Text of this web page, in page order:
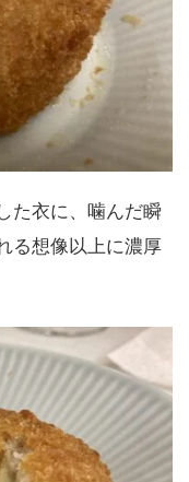
た衣に、噛んだ瞬
る想像以上に濃厚